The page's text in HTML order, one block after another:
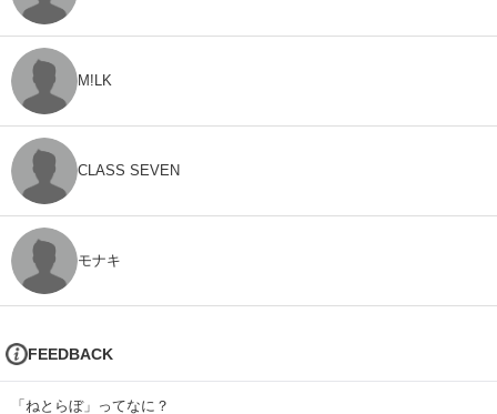
M!LK
CLASS SEVEN
モナキ
FEEDBACK
「ねとらぼ」ってなに？